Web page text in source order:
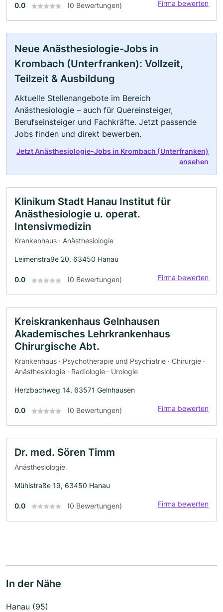
0.0 (0 Bewertungen) Firma bewerten
Neue Anästhesiologie-Jobs in
Krombach (Unterfranken): Vollzeit,
Teilzeit & Ausbildung
Aktuelle Stellenangebote im Bereich
Anästhesiologie – auch für Quereinsteiger,
Berufseinsteiger und Fachkräfte. Jetzt passende
Jobs finden und direkt bewerben.
Jetzt Anästhesiologie-Jobs in Krombach (Unterfranken)
ansehen
Klinikum Stadt Hanau Institut für
Anästhesiologie u. operat.
Intensivmedizin
Krankenhaus · Anästhesiologie
Leimenstraße 20, 63450 Hanau
0.0 (0 Bewertungen) Firma bewerten
Kreiskrankenhaus Gelnhausen
Akademisches Lehrkrankenhaus
Chirurgische Abt.
Krankenhaus · Psychotherapie und Psychiatrie · Chirurgie ·
Anästhesiologie · Radiologie · Urologie
Herzbachweg 14, 63571 Gelnhausen
0.0 (0 Bewertungen) Firma bewerten
Dr. med. Sören Timm
Anästhesiologie
Mühlstraße 19, 63450 Hanau
0.0 (0 Bewertungen) Firma bewerten
In der Nähe
Hanau (95)